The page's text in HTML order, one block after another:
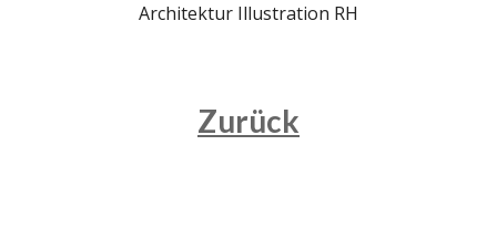
Architektur Illustration RH
Zurück